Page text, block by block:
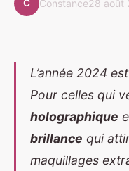
C Constance28 août
L’année 2024
Pour celles qui
holographique
brillance qui
maquillages